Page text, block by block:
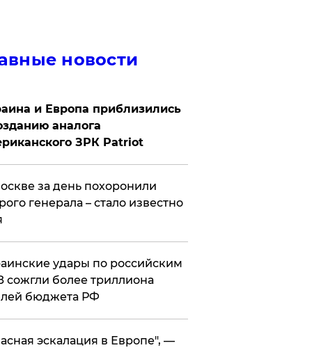
новости
и Европа приблизились
аналога
ЗРК Patriot
за день похоронили
генерала – стало известно
удары по российским
сожгли более триллиона
бюджета РФ
эскалация в Европе", —